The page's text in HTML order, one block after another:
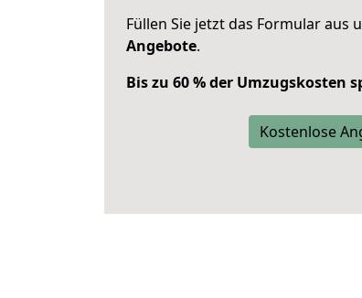
Füllen Sie jetzt das Formular aus
Angebote.
Bis zu 60 % der Umzugskosten
Kostenlose